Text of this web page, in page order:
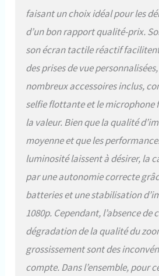
faisant un choix idéal pour les
d’un bon rapport qualité-prix.
son écran tactile réactif
des prises de vue
nombreux accessoires inclus,
selfie flottante et le microphone
la valeur. Bien que la qualité
moyenne et que les
luminosité laissent à désirer, la
par une autonomie correcte
batteries et une stabilisation
1080p. Cependant, l’absence de
dégradation de la qualité du
grossissement sont des
compte. Dans l’ensemble, pour